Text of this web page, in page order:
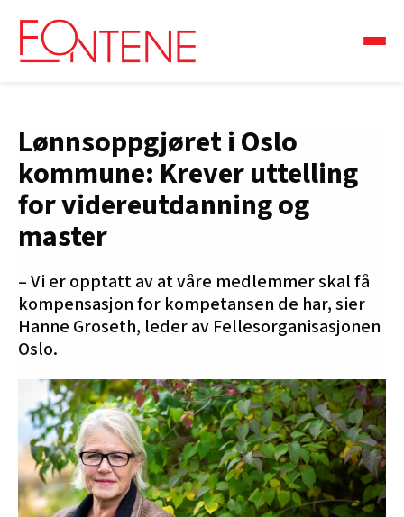
Lønnsoppgjøret i Oslo
kommune: Krever uttelling
for videreutdanning og
master
– Vi er opptatt av at våre medlemmer skal få
kompensasjon for kompetansen de har, sier
Hanne Groseth, leder av Fellesorganisasjonen
Oslo.